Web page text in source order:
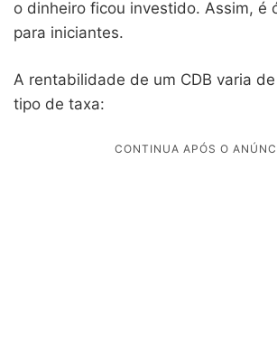
o dinheiro ficou investido. Assim, é
para iniciantes.
A rentabilidade de um CDB varia
tipo de taxa: